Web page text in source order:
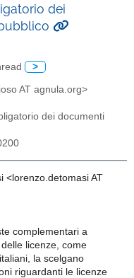
dei
>
AT agnula.org>
dei documenti
<lorenzo.detomasi AT
complementari a
licenze, come
la scelgano
riguardanti le licenze